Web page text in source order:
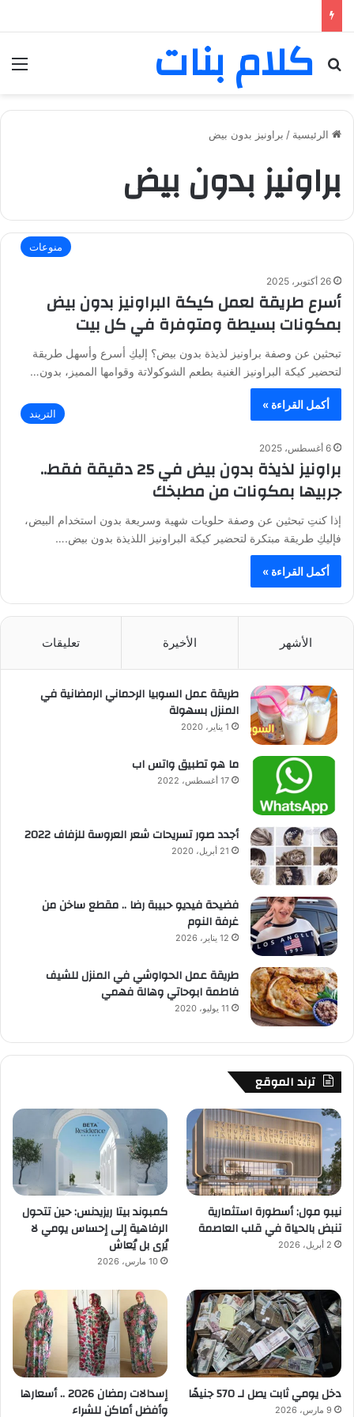
كلام بنات
بحث عن
الرئيسية / براونيز بدون بيض
براونيز بدون بيض
منوعات
26 أكتوبر، 2025
أسرع طريقة لعمل كيكة البراونيز بدون بيض
بمكونات بسيطة ومتوفرة في كل بيت
تبحثين عن وصفة براونيز لذيذة بدون بيض؟ إليكِ أسرع وأسهل طريقة
لتحضير كيكة البراونيز الغنية بطعم الشوكولاتة وقوامها المميز، بدون…
أكمل القراءة »
التريند
6 أغسطس، 2025
براونيز لذيذة بدون بيض في 25 دقيقة فقط..
جربيها بمكونات من مطبخك
إذا كنتِ تبحثين عن وصفة حلويات شهية وسريعة بدون استخدام البيض،
فإليكِ طريقة مبتكرة لتحضير كيكة البراونيز اللذيذة بدون بيض.…
أكمل القراءة »
الأشهر الأخيرة تعليقات
طريقة عمل السوبيا الرحماني الرمضانية في
المنزل بسهولة
1 يناير، 2020
ما هو تطبيق واتس اب
17 أغسطس، 2022
أجدد صور تسريحات شعر العروسة للزفاف 2022
21 أبريل، 2020
فضيحة فيديو حبيبة رضا .. مقطع ساخن من
غرفة النوم
12 يناير، 2026
طريقة عمل الحواوشي في المنزل للشيف
فاطمة ابوحاتي وهالة فهمي
11 يوليو، 2020
ترند الموقع
نيبو مول: أسطورة استثمارية
تنبض بالحياة في قلب العاصمة
2 أبريل، 2026
كمبوند بيتا ريزيدنس: حين تتحول
الرفاهية إلى إحساس يومي لا
يُرى بل يُعاش
10 مارس، 2026
دخل يومي ثابت يصل لـ 570 جنيهًا
9 مارس، 2026
إسدالات رمضان 2026 .. أسعارها
وأفضل أماكن للشراء